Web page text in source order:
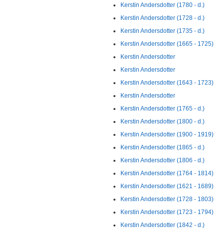
Kerstin Andersdotter (1780 - d.)
Kerstin Andersdotter (1728 - d.)
Kerstin Andersdotter (1735 - d.)
Kerstin Andersdotter (1665 - 1725)
Kerstin Andersdotter
Kerstin Andersdotter
Kerstin Andersdotter (1643 - 1723)
Kerstin Andersdotter
Kerstin Andersdotter (1765 - d.)
Kerstin Andersdotter (1800 - d.)
Kerstin Andersdotter (1900 - 1919)
Kerstin Andersdotter (1865 - d.)
Kerstin Andersdotter (1806 - d.)
Kerstin Andersdotter (1764 - 1814)
Kerstin Andersdotter (1621 - 1689)
Kerstin Andersdotter (1728 - 1803)
Kerstin Andersdotter (1723 - 1794)
Kerstin Andersdotter (1842 - d.)